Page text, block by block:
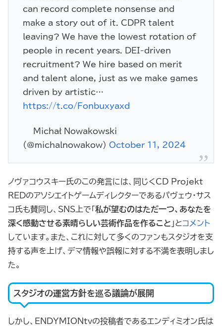
can record complete nonsense and
make a story out of it. CDPR talent
leaving? We have the lowest rotation of
people in recent years. DEI-driven
recruitment? We hire based on merit
and talent alone, just as we make games
driven by artistic…
https://t.co/Fonbuxyaxd
— Michał Nowakowski
(@michalnowakow) October 11, 2024
ノヴァコウスキー氏のこの発言には、同じくCD Projekt
REDのアソシエイトゲームディレクターであるパヴェウ・サス
コ氏も賛同し、SNS上で「私が望むのはただ一つ、あなたを
深く感動させる素晴らしい芸術作品を作ること 」とコメント
しています。また、これに対して多くのファンもスタジオを支
持する声を上げ、デマ情報や誤報に対する不満を表明しまし
た。
スタジオの運営方針を巡る議論が展開
しかし、ENDYMIONtvの投稿者であるエンディミオン氏は